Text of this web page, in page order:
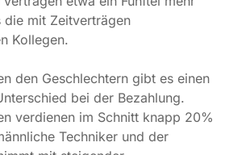
über das Berufsbild Techniker
findest du weitere Informationen.